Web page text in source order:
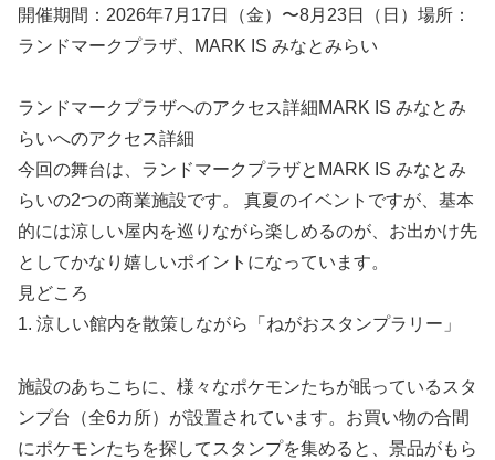
開催期間：2026年7月17日（金）〜8月23日（日）場所：
ランドマークプラザ、MARK IS みなとみらい
ランドマークプラザへのアクセス詳細MARK IS みなとみ
らいへのアクセス詳細
今回の舞台は、ランドマークプラザとMARK IS みなとみ
らいの2つの商業施設です。 真夏のイベントですが、基本
的には涼しい屋内を巡りながら楽しめるのが、お出かけ先
としてかなり嬉しいポイントになっています。
見どころ
1. 涼しい館内を散策しながら「ねがおスタンプラリー」
施設のあちこちに、様々なポケモンたちが眠っているスタ
ンプ台（全6カ所）が設置されています。お買い物の合間
にポケモンたちを探してスタンプを集めると、景品がもら